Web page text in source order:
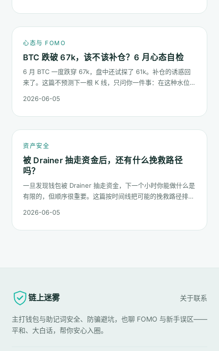
心态与 FOMO
BTC 跌破 67k，该不该补仓？6 月心态自检
6 月 BTC 一度跌穿 67k，盘中还试探了 61k。补仓的诱惑回
来了。这篇不预测下一根 K 线，只问你一件事：在这种水位面
2026-06-05
资产安全
被 Drainer 抽走资金后，还有什么挽救路径
吗？
一旦发现钱包被 Drainer 抽走资金，下一个小时你能做什么是
有限的，但顺序很重要。这篇按时间线把可能的挽救路径排一
2026-06-05
链上迷雾 关于联系
主打钱包与助记词安全、防骗避坑，也聊 FOMO 与新手误区——
平和、大白话，帮你安心入圈。